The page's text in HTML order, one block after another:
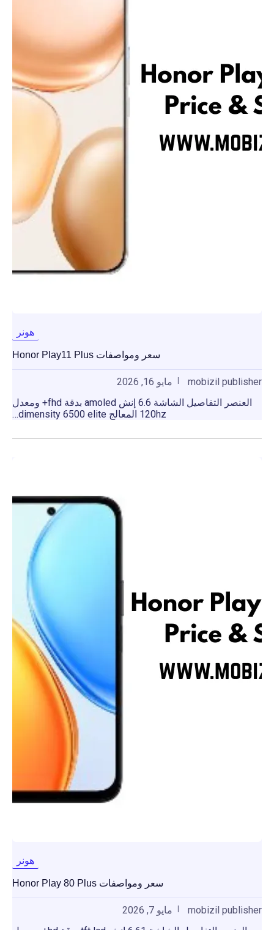
هونر
سعر ومواصفات Honor Play11 Plus
mobizil publisher
مايو 16, 2026
العنصر التفاصيل الشاشة 6.6 إنش amoled بدقة fhd+ ومعدل
120hz المعالج dimensity 6500 elite…
هونر
سعر ومواصفات Honor Play 80 Plus
mobizil publisher
مايو 7, 2026